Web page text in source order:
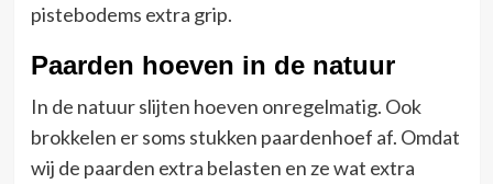
pistebodems extra grip.
Paarden hoeven in de natuur
In de natuur slijten hoeven onregelmatig. Ook
brokkelen er soms stukken paardenhoef af. Omdat
wij de paarden extra belasten en ze wat extra